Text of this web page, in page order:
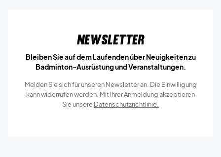
Newsletter
Bleiben Sie auf dem Laufenden über Neuigkeiten zu
Badminton-Ausrüstung und Veranstaltungen.
Melden Sie sich für unseren Newsletter an. Die Einwilligung
kann widerrufen werden. Mit Ihrer Anmeldung akzeptieren
Sie unsereDatenschutzrichtlinie.